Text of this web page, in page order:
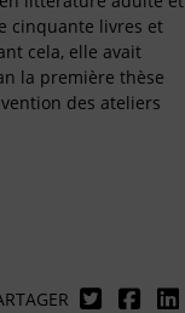
cinquante livres et
cela, elle avait
la première thèse
des ateliers